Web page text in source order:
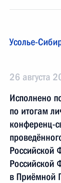
Усолье-
26 августа
Исполнено
по итогам
конференц-
Российской
Российской
в Приёмной